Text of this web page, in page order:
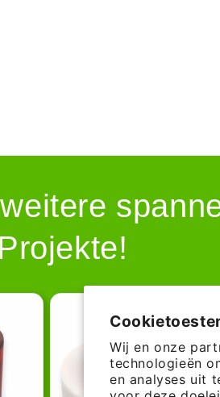
Wij en onze
technologieën
en analyses uit